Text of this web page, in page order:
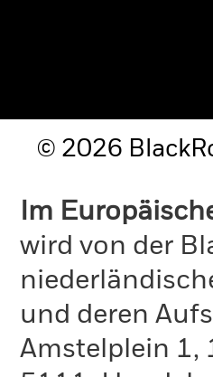
© 2026
Im
wird von der
und deren
Amstelplein 1,